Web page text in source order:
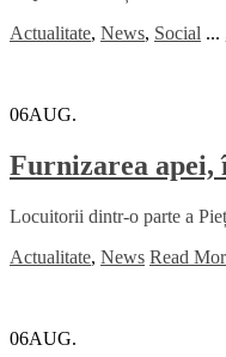
Actualitate, News, Social ...
06AUG.
Furnizarea apei,
Locuitorii dintr-o parte a
Actualitate, News Read
06AUG.